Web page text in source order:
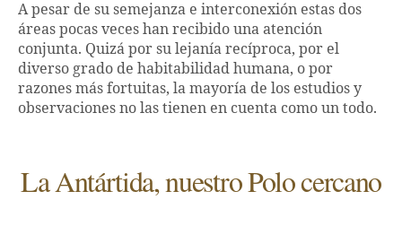
A pesar de su semejanza e interconexión estas dos
áreas pocas veces han recibido una atención
conjunta. Quizá por su lejanía recíproca, por el
diverso grado de habitabilidad humana, o por
razones más fortuitas, la mayoría de los estudios y
observaciones no las tienen en cuenta como un todo.
La Antártida, nuestro Polo cercano